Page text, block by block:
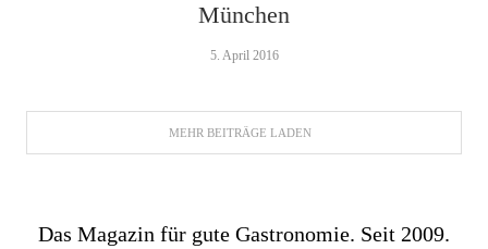
München
5. April 2016
MEHR BEITRÄGE LADEN
Das Magazin für gute Gastronomie. Seit 2009.